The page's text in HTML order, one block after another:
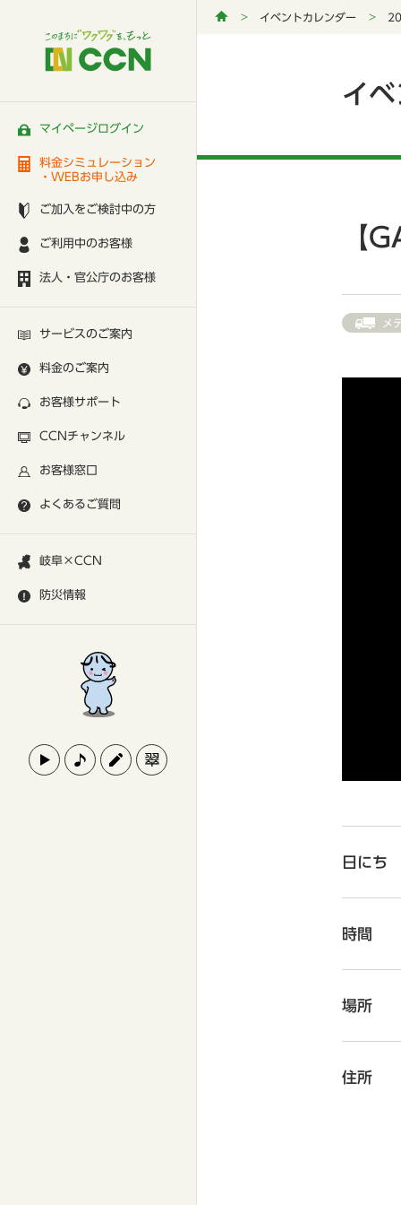
マイページログイン
料金シミュレーション
・WEBお申し込み
ご加入をご検討中の方
ご利用中のお客様
法人・官公庁のお客様
サービスのご案内
料金のご案内
お客様サポート
CCNチャンネル
お客様窓口
よくあるご質問
岐阜×CCN
防災情報
イベントカレンダー
イ
【
メ
日にち
時間
場所
住所